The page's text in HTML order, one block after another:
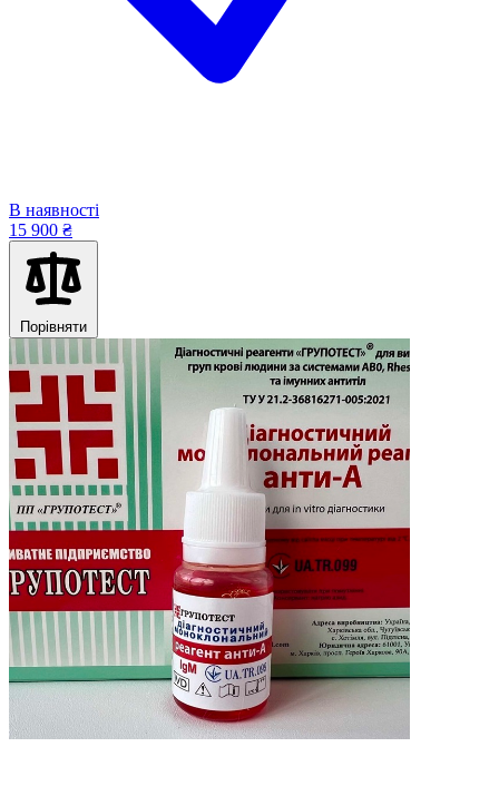
В наявності
15 900 ₴
Порівняти